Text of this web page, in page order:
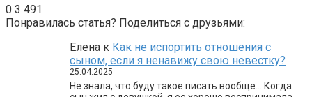
0 3 491
Понравилась статья? Поделиться с друзьями:
Елена к Как не испортить отношения с
сыном, если я ненавижу свою невестку?
25.04.2025
Не знала, что буду такое писать вообще… Когда